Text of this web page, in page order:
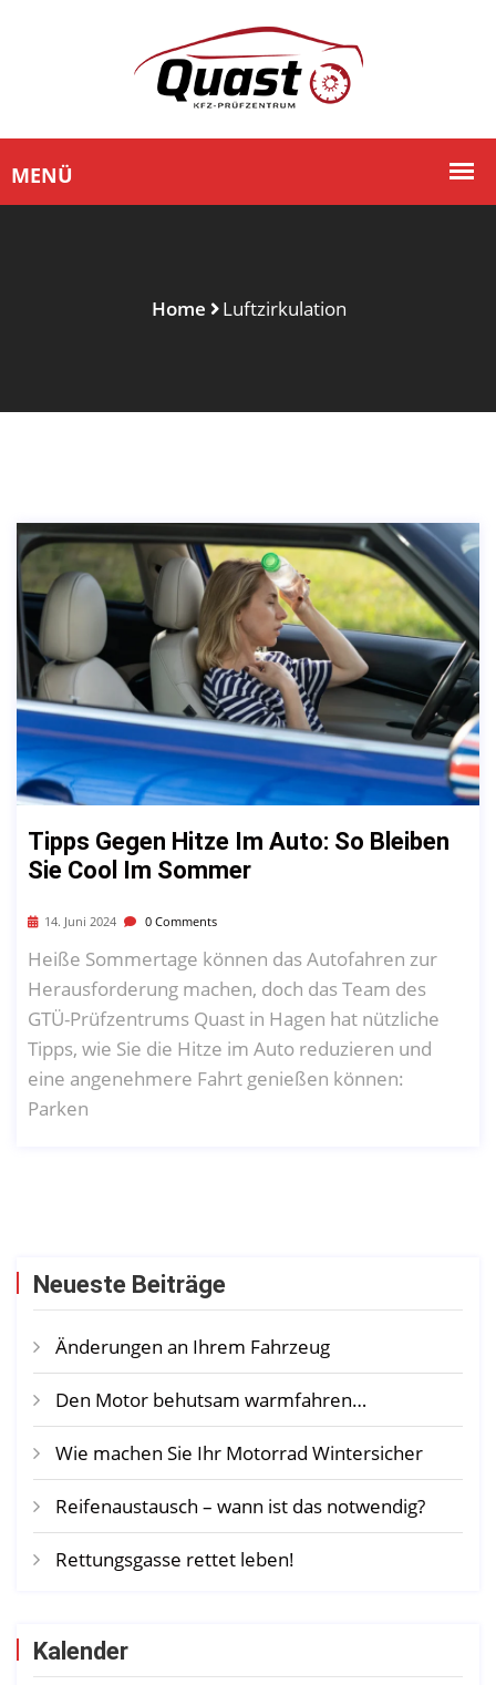
Home Luftzirkulation
Tipps Gegen Hitze Im Auto: So Bleiben
Sie Cool Im Sommer
14. Juni 2024 0 Comments
Heiße Sommertage können das Autofahren zur
Herausforderung machen, doch das Team des
GTÜ-Prüfzentrums Quast in Hagen hat nützliche
Tipps, wie Sie die Hitze im Auto reduzieren und
eine angenehmere Fahrt genießen können:
Parken
Neueste Beiträge
Änderungen an Ihrem Fahrzeug
Den Motor behutsam warmfahren…
Wie machen Sie Ihr Motorrad Wintersicher
Reifenaustausch – wann ist das notwendig?
Rettungsgasse rettet leben!
Kalender